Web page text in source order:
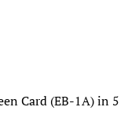
Card (EB-1A) in 5